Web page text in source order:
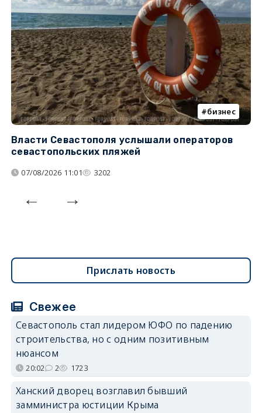
бизнес
Власти Севастополя услышали операторов
севастопольских пляжей
07/08/2026 11:01 3202
Прислать новость
Свежее
Севастополь стал лидером ЮФО по падению
строительства, но с одним позитивным
нюансом
20:02 2 1723
Ханский дворец возглавил бывший
замминистра юстиции Крыма